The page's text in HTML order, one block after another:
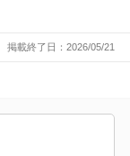
掲載終了日：2026/05/21